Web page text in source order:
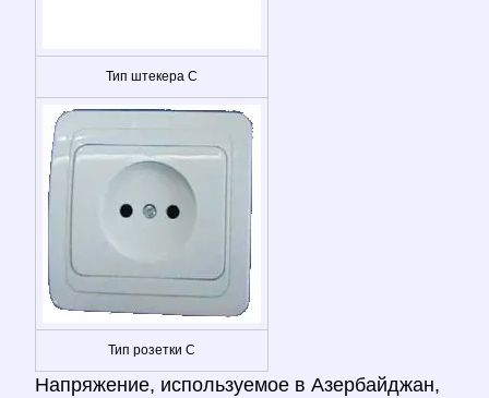
Тип штекера C
Тип розетки C
Напряжение, используемое в Азербайджан,